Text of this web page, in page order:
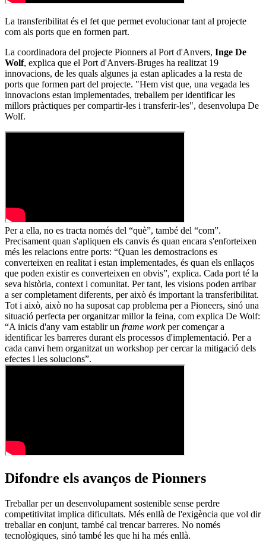
La transferibilitat és el fet que permet evolucionar tant al projecte
com als ports que en formen part.
La coordinadora del projecte Pionners al Port d'Anvers, Inge De
Wolf, explica que el Port d'Anvers-Bruges ha realitzat 19
innovacions, de les quals algunes ja estan aplicades a la resta de
ports que formen part del projecte. "Hem vist que, una vegada les
innovacions estan implementades, treballem per identificar les
millors pràctiques per compartir-les i transferir-les", desenvolupa De
Wolf.
Per a ella, no es tracta només del “què”, també del “com”.
Precisament quan s'apliquen els canvis és quan encara s'enforteixen
més les relacions entre ports: “Quan les demostracions es
converteixen en realitat i estan implementades, és quan els enllaços
que poden existir es converteixen en obvis”, explica. Cada port té la
seva història, context i comunitat. Per tant, les visions poden arribar
a ser completament diferents, per això és important la transferibilitat.
Tot i això, això no ha suposat cap problema per a Pioneers, sinó una
situació perfecta per organitzar millor la feina, com explica De Wolf:
“A inicis d'any vam establir un frame workper començar a
identificar les barreres durant els processos d'implementació. Per a
cada canvi hem organitzat un workshop per cercar la mitigació dels
efectes i les solucions”.
Difondre els avanços de Pionners
Treballar per un desenvolupament sostenible sense perdre
competitivitat implica dificultats. Més enllà de l'exigència que vol dir
treballar en conjunt, també cal trencar barreres. No només
tecnològiques, sinó també les que hi ha més enllà.